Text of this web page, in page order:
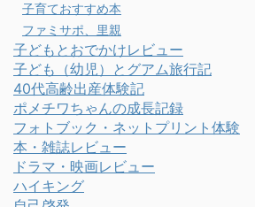
子育ておすすめ本
ファミサポ、里親
子どもとおでかけレビュー
子ども（幼児）とグアム旅行記
40代高齢出産体験記
ポメチワちゃんの成長記録
フォトブック・ネットプリント体験
本・雑誌レビュー
ドラマ・映画レビュー
ハイキング